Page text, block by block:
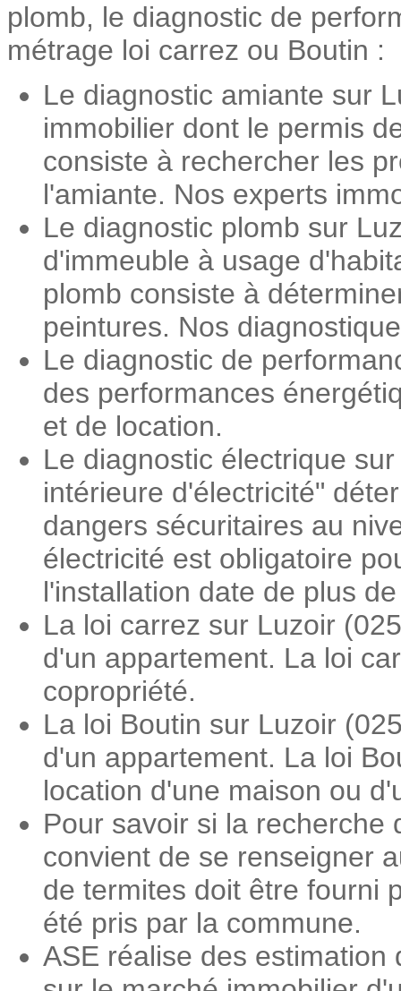
plomb, le diagnostic de
métrage loi carrez ou Boutin :
Le diagnostic amiante sur
immobilier dont le permis
consiste à rechercher les
l'amiante. Nos experts
Le diagnostic plomb sur
d'immeuble à usage
plomb consiste à
peintures. Nos
Le diagnostic de
des performances
et de location.
Le diagnostic électrique
intérieure d'électricité"
dangers sécuritaires au
électricité est obligatoire
l'installation date de plus
La loi carrez sur Luzoir
d'un appartement. La loi
copropriété.
La loi Boutin sur Luzoir
d'un appartement. La loi
location d'une maison ou
Pour savoir si la recherche
convient de se renseigner
de termites doit être fourni
été pris par la commune.
ASE réalise des